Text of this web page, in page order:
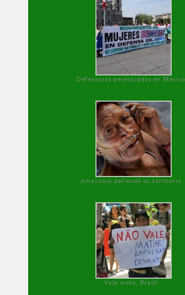
Defensoras amenazadas en México
Amazonía defiende su territorio
Vale mata, Brasil